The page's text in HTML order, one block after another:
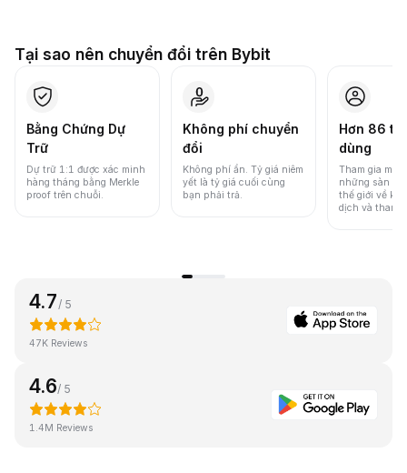
Tại sao nên chuyển đổi trên Bybit
Bằng Chứng Dự
Trữ
Dự trữ 1:1 được xác minh
hàng tháng bằng Merkle
proof trên chuỗi.
Không phí chuyển
đổi
Không phí ẩn. Tỷ giá niêm
yết là tỷ giá cuối cùng
bạn phải trả.
Hơn 86
dùng
Tham gia một
những sàn
thế giới về
dịch và thanh
4.7 / 5
47K Reviews
4.6/ 5
1.4M Reviews